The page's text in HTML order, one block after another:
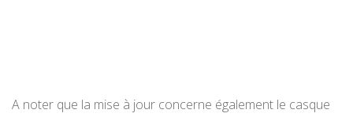
A noter que la mise à jour concerne également le casque